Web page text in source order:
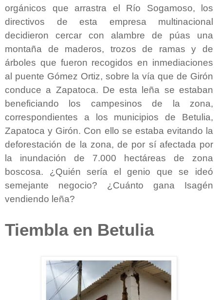
orgánicos que arrastra el Río Sogamoso, los
directivos de esta empresa multinacional
decidieron cercar con alambre de púas una
montaña de maderos, trozos de ramas y de
árboles que fueron recogidos en inmediaciones
al puente Gómez Ortiz, sobre la vía que de Girón
conduce a Zapatoca. De esta leña se estaban
beneficiando los campesinos de la zona,
correspondientes a los municipios de Betulia,
Zapatoca y Girón. Con ello se estaba evitando la
deforestación de la zona, de por sí afectada por
la inundación de 7.000 hectáreas de zona
boscosa. ¿Quién sería el genio que se ideó
semejante negocio? ¿Cuánto gana Isagén
vendiendo leña?
Tiembla en Betulia